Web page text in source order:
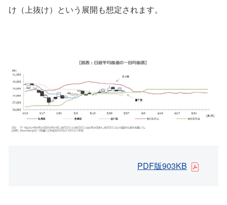
け（上抜け）という展開も想定されます。
PDF版903KB